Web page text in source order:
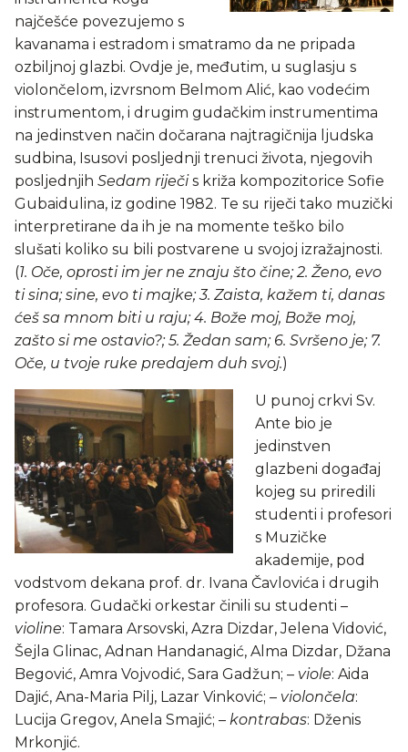
najčešće povezujemo s
kavanama i estradom i smatramo da ne pripada
ozbiljnoj glazbi. Ovdje je, međutim, u suglasju s
violončelom, izvrsnom Belmom Alić, kao vodećim
instrumentom, i drugim gudačkim instrumentima
na jedinstven način dočarana najtragičnija ljudska
sudbina, Isusovi posljednji trenuci života, njegovih
posljednjih Sedam riječis križa kompozitorice Sofie
Gubaidulina, iz godine 1982. Te su riječi tako muzički
interpretirane da ih je na momente teško bilo
slušati koliko su bili postvarene u svojoj izražajnosti.
(1. Oče, oprosti im jer ne znaju što čine; 2. Ženo, evo
ti sina; sine, evo ti majke; 3. Zaista, kažem ti, danas
ćeš sa mnom biti u raju; 4. Bože moj, Bože moj,
zašto si me ostavio?; 5. Žedan sam; 6. Svršeno je; 7.
Oče, u tvoje ruke predajem duh svoj.)
U punoj crkvi Sv.
Ante bio je
jedinstven
glazbeni događaj
kojeg su priredili
studenti i profesori
s Muzičke
akademije, pod
vodstvom dekana prof. dr. Ivana Čavlovića i drugih
profesora. Gudački orkestar činili su studenti –
violine: Tamara Arsovski, Azra Dizdar, Jelena Vidović,
Šejla Glinac, Adnan Handanagić, Alma Dizdar, Džana
Begović, Amra Vojvodić, Sara Gadžun; – viole: Aida
Dajić, Ana-Maria Pilj, Lazar Vinković; – violončela:
Lucija Gregov, Anela Smajić; – kontrabas: Dženis
Mrkonjić.